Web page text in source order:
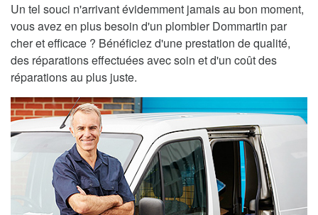
Un tel souci n'arrivant évidemment jamais au bon moment,
vous avez en plus besoin d'un plombier Dommartin par
cher et efficace ? Bénéficiez d'une prestation de qualité,
des réparations effectuées avec soin et d'un coût des
réparations au plus juste.